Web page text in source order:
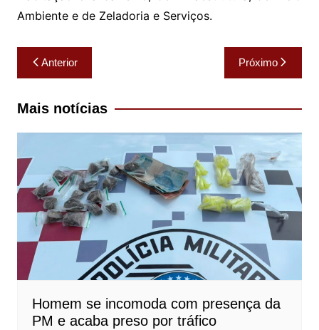
Ambiente e de Zeladoria e Serviços.
Navegação
de
Post
Anterior Próximo
Mais notícias
Homem se incomoda com presença da
PM e acaba preso por tráfico